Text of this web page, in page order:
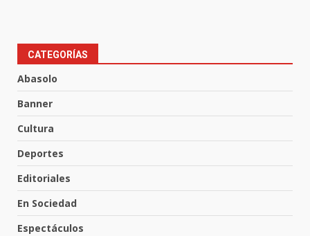
CATEGORÍAS
Abasolo
Banner
Cultura
Deportes
Editoriales
En Sociedad
Espectáculos
3
4
Cárdenas, “El Puma”